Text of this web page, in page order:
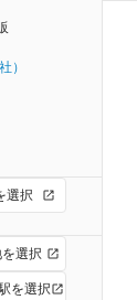
）
選択
選択
を選択